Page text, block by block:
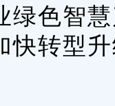
绿色智
快转型